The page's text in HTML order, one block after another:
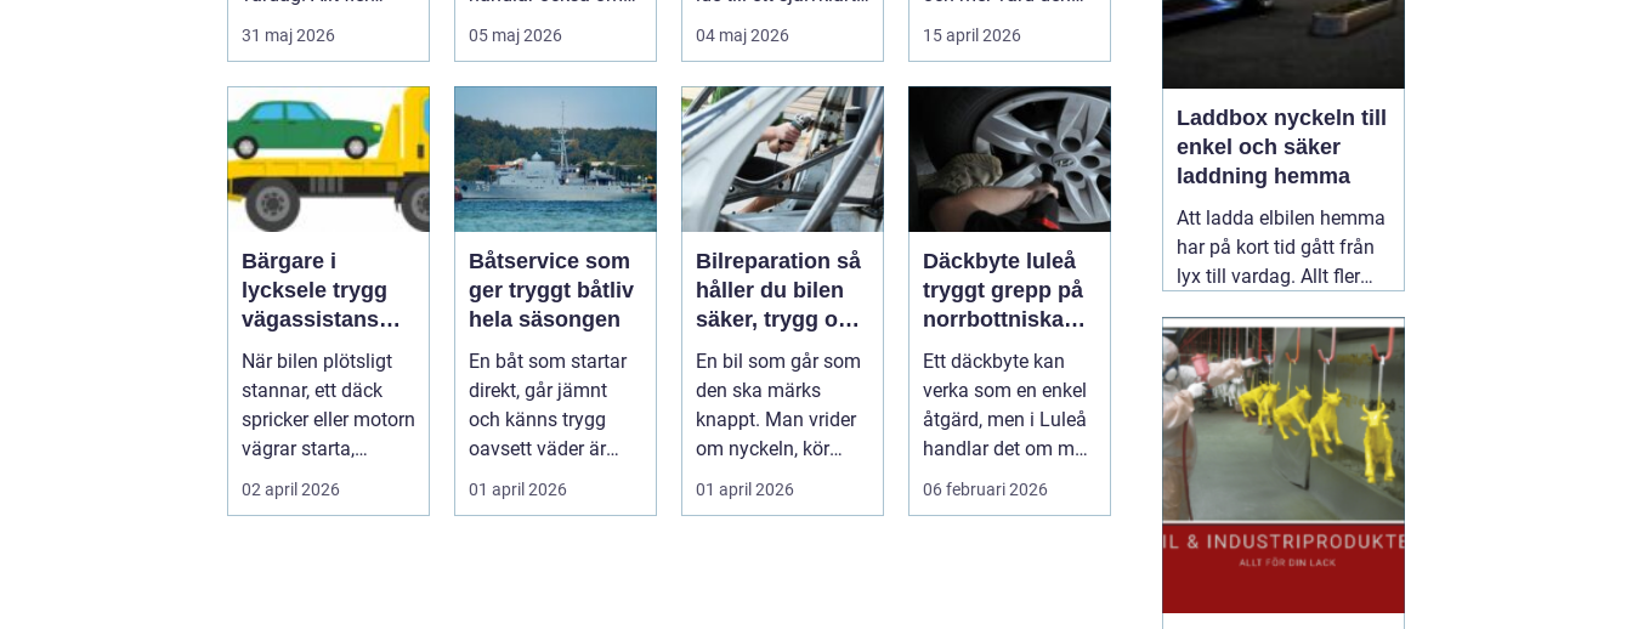
inser hur smidigt
det ä...
31 maj 2026
att förstå hur val av
05 maj 2026
alternativ fö...
04 maj 2026
dag den ska säljas.
Många...
15 april 2026
Bärgare i
lycksele trygg
vägassistans
när något
händer på vägen
När bilen plötsligt
stannar, ett däck
spricker eller motorn
vägrar starta,
hamnar många i
samma läge...
02 april 2026
Båtservice som
ger tryggt båtliv
hela säsongen
En båt som startar
direkt, går jämnt
och känns trygg
oavsett väder är
sällan en slump.
Bakom varje p...
01 april 2026
Bilreparation så
håller du bilen
säker, trygg och
ekonomisk
En bil som går som
den ska märks
knappt. Man vrider
om nyckeln, kör
iväg och tänker inte
mer på det....
01 april 2026
Däckbyte luleå
tryggt grepp på
norrbottniska
vägar
Ett däckbyte kan
verka som en enkel
åtgärd, men i Luleå
handlar det om mer
än att bara byta
06 februari 2026
Laddbox nyckeln till
enkel och säker
laddning hemma
Att ladda elbilen hemma
har på kort tid gått från
lyx till vardag. Allt fler
att kunna tanka över
natten, slippa köer vid
publika laddare och ha
full kontroll över sina
elkostnader.
31 maj
2026